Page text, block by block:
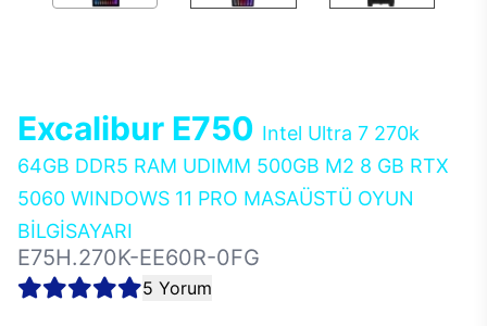
Excalibur E750 Intel Ultra 7 270k
64GB DDR5 RAM UDIMM 500GB M2 8 GB RTX
5060 WINDOWS 11 PRO MASAÜSTÜ OYUN
BİLGİSAYARI
E75H.270K-EE60R-0FG
5 Yorum